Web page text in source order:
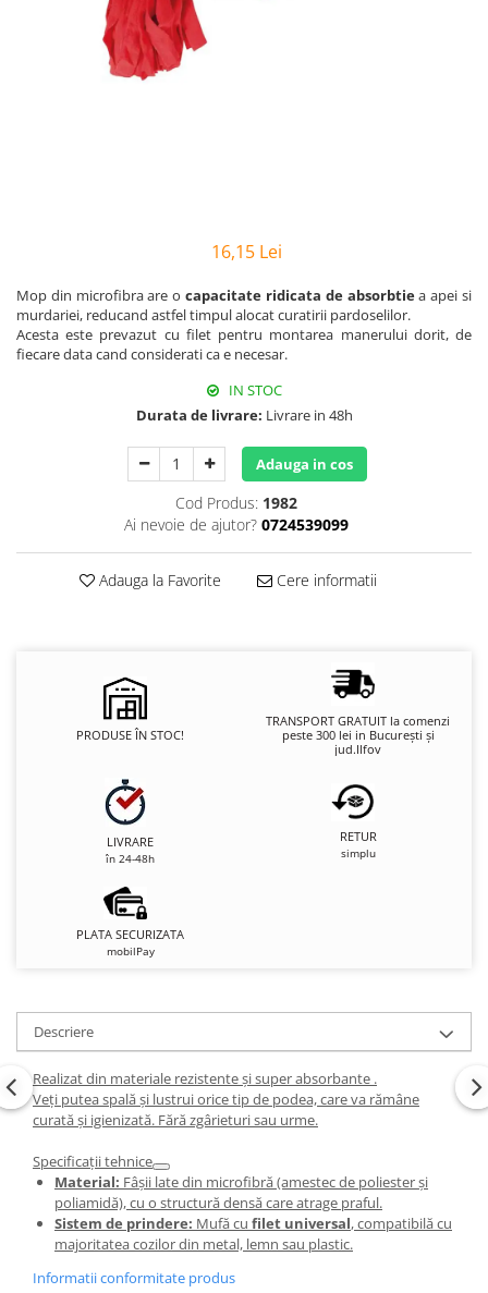
Lavete și bureți
Dispensere/dozatoare
Servețele umede
16,15 Lei
Mop din microfibra are o capacitate ridicata de absorbtiea apei si
murdariei, reducand astfel timpul alocat curatirii pardoselilor.
Acesta este prevazut cu filet pentru montarea manerului dorit, de
fiecare data cand considerati ca e necesar.
IN STOC
Durata de livrare: Livrare in 48h
Adauga in cos
Cod Produs: 1982
Ai nevoie de ajutor? 0724539099
Adauga la Favorite Cere informatii
PRODUSE ÎN STOC!
TRANSPORT GRATUIT la comenzi
peste 300 lei in București și
jud.Ilfov
LIVRARE
în 24-48h
RETUR
simplu
PLATA SECURIZATA
mobilPay
Descriere
Realizat din materiale rezistente și super absorbante .
Veți putea spală și lustrui orice tip de podea, care va rămâne
curată și igienizată. Fără zgârieturi sau urme.
Specificații tehnice
Material: Fâșii late din microfibră (amestec de poliester și
poliamidă), cu o structură densă care atrage praful.
Sistem de prindere: Mufă cu filet universal, compatibilă cu
majoritatea cozilor din metal, lemn sau plastic.
Informatii conformitate produs